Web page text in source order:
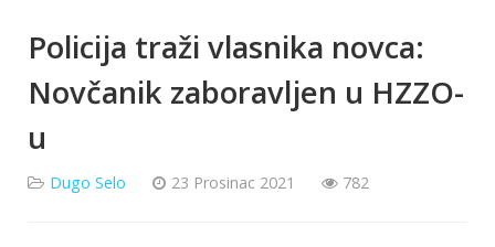
Policija traži vlasnika novca:
Novčanik zaboravljen u HZZO-
u
Dugo Selo 23 Prosinac 2021 782